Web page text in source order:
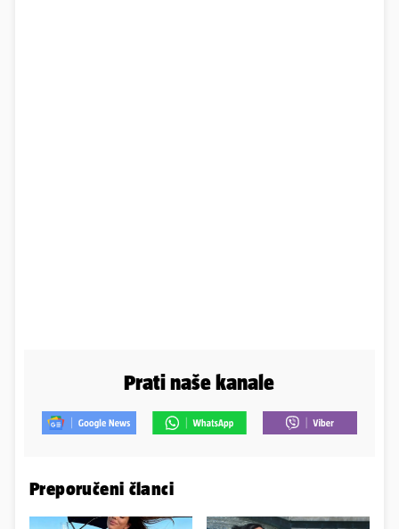
Prati naše kanale
Preporučeni članci